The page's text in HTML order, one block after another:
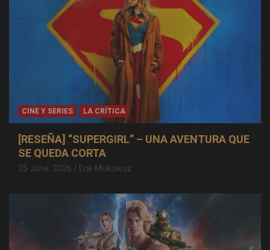
CINE Y SERIES LA CRÍTICA
[RESEÑA] “SUPERGIRL” – UNA AVENTURA QUE
SE QUEDA CORTA
25 June, 2026 Erik Mukowoz